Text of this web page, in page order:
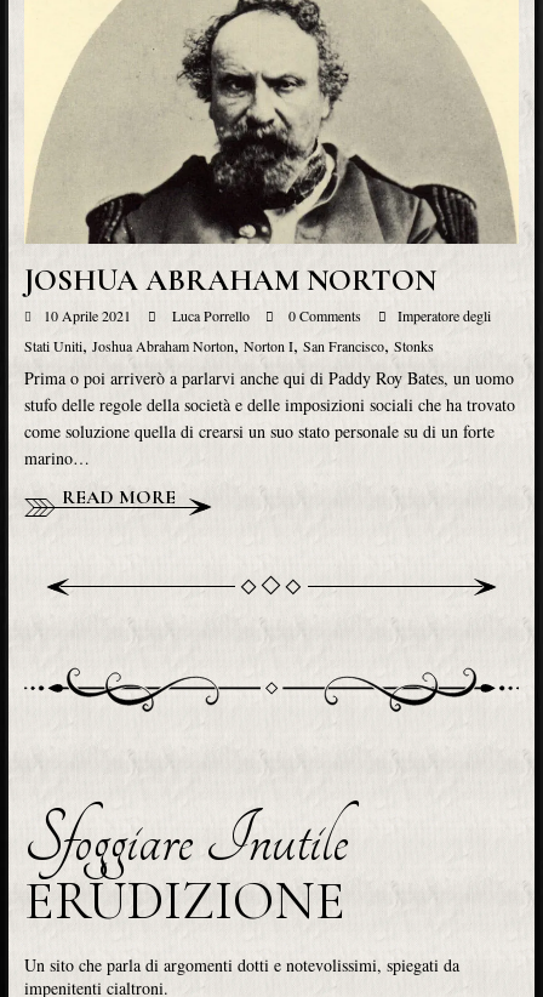
JOSHUA ABRAHAM NORTON
10 Aprile 2021 Luca Porrello 0 Comments
Imperatore degli
Stati Uniti, Joshua Abraham Norton, Norton I, San Francisco, Stonks
Prima o poi arriverò a parlarvi anche qui di Paddy Roy Bates, un uomo
stufo delle regole della società e delle imposizioni sociali che ha trovato
come soluzione quella di crearsi un suo stato personale su di un forte
marino…
READ MORE
Sfoggiare Inutile
ERUDIZIONE
Un sito che parla di argomenti dotti e notevolissimi, spiegati da
impenitenti cialtroni.